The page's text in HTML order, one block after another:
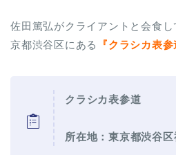
佐田篤弘がクライアントと会食
京都渋谷区にある
『クラシカ表参
クラシカ表参道
所在地：東京都渋谷区